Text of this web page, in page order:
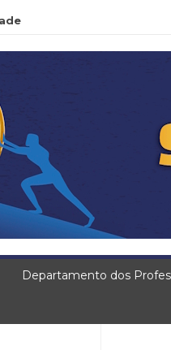
Departamento dos